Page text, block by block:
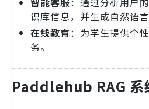
识库信息，并生成自然语言
在线教育：为学生提供个
务。
Paddlehub RAG 系